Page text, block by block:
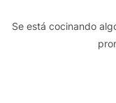
Se está cocinando